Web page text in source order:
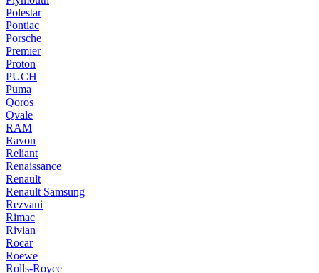
Polestar
Pontiac
Porsche
Premier
Proton
PUCH
Puma
Qoros
Qvale
RAM
Ravon
Reliant
Renaissance
Renault
Renault Samsung
Rezvani
Rimac
Rivian
Rocar
Roewe
Rolls-Royce